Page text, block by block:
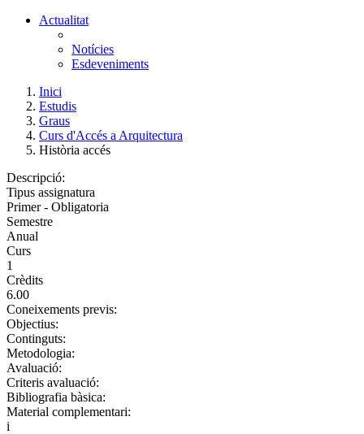
Actualitat
Notícies
Esdeveniments
Inici
Estudis
Graus
Curs d'Accés a Arquitectura
Història accés
Descripció:
Tipus assignatura
Primer - Obligatoria
Semestre
Anual
Curs
1
Crèdits
6.00
Coneixements previs:
Objectius:
Continguts:
Metodologia:
Avaluació:
Criteris avaluació:
Bibliografia bàsica:
Material complementari:
i